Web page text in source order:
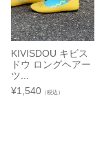
KIVISDOU キビス
ドウ ロングヘアー
ツ...
¥1,540（税込）